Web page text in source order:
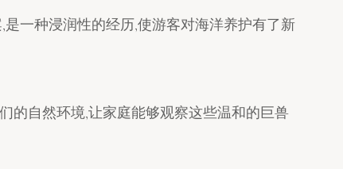
一种浸润性的经历,使游客对海洋养护有了新
的自然环境,让家庭能够观察这些温和的巨兽